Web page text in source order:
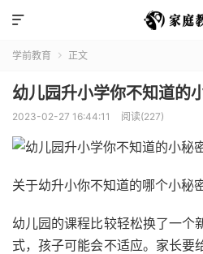

学前教育  正文
幼儿园升小学你不知道的
2023-02-27 16:44:11 阅读(227)
关于幼升小你不知道的哪个小秘
幼儿园的课程比较轻松换了一个
式，孩子可能会不适应。家长要